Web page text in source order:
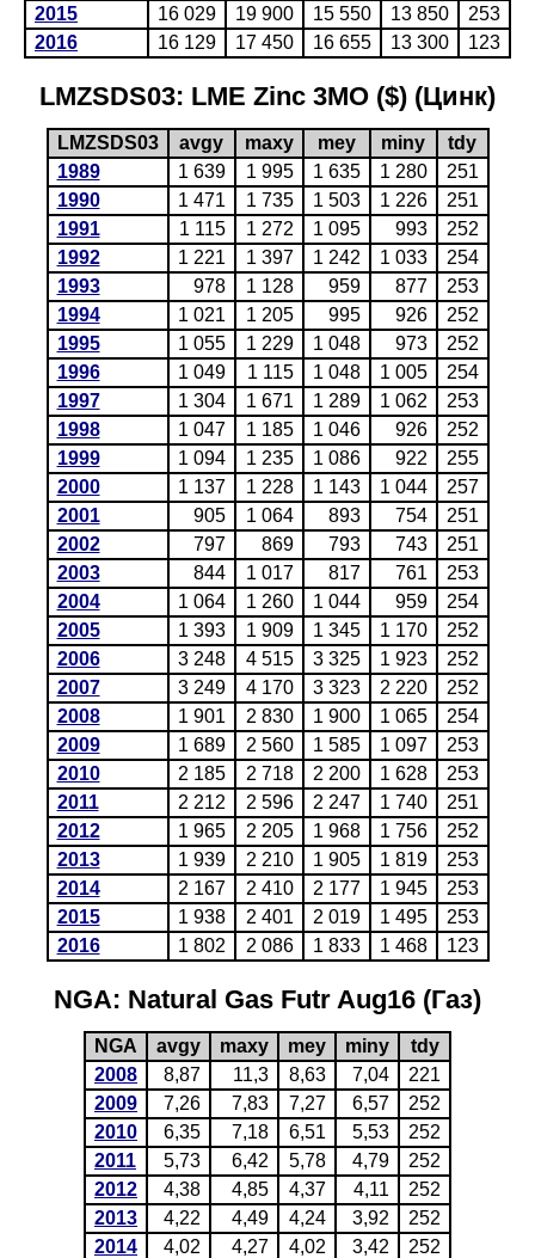
2015 16 029 19 900 15 550 13 850
253
2016
16 129 17 450 16 655 13 300 123
LMZSDS03: LME Zinc 3MO ($) (Цинк)
LMZSDS03 avgy maxy mey miny
tdy
1989
1 639 1 995 1 635 1 280
251
1990
1 471 1 735 1 503 1 226
251
1991
1 115 1 272 1 095 993
252
1992
1 221 1 397 1 242 1 033
254
1993
978 1 128 959 877
253
1994
1 021 1 205 995 926
252
1995
1 055 1 229 1 048 973
252
1996
1 049 1 115 1 048 1 005
254
1997
1 304 1 671 1 289 1 062
253
1998
1 047 1 185 1 046 926
252
1999
1 094 1 235 1 086 922
255
2000
1 137 1 228 1 143 1 044
257
2001
905 1 064 893 754
251
2002
797 869 793 743
251
2003
844 1 017 817 761
253
2004
1 064 1 260 1 044 959
254
2005
1 393 1 909 1 345 1 170
252
2006
3 248 4 515 3 325 1 923
252
2007
3 249 4 170 3 323 2 220
252
2008
1 901 2 830 1 900 1 065
254
2009
1 689 2 560 1 585 1 097
253
2010
2 185 2 718 2 200 1 628
253
2011
2 212 2 596 2 247 1 740
251
2012
1 965 2 205 1 968 1 756
252
2013
1 939 2 210 1 905 1 819
253
2014
2 167 2 410 2 177 1 945
253
2015
1 938 2 401 2 019 1 495
253
2016
1 802 2 086 1 833 1 468 123
NGA: Natural Gas Futr Aug16 (Газ)
NGA avgy maxy mey miny
tdy
2008
8,87 11,3 8,63 7,04
221
2009
7,26 7,83 7,27 6,57
252
2010
6,35 7,18 6,51 5,53
252
2011
5,73 6,42 5,78 4,79
252
2012
4,38 4,85 4,37 4,11
252
2013
4,22 4,49 4,24 3,92
252
2014
4,02 4,27 4,02 3,42
252